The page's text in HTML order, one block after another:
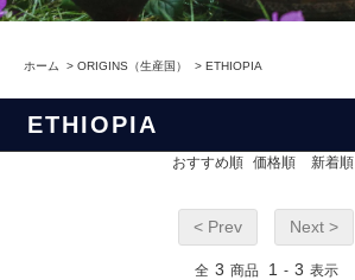
ホーム > ORIGINS（生産国） > ETHIOPIA
ETHIOPIA
おすすめ順 価格順 新着順
< Prev Next >
全 3 商品 1 - 3 表示